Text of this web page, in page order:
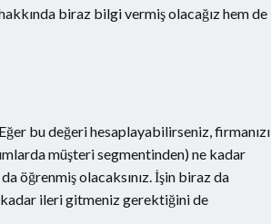
biraz bilgi vermiş olacağız hem de
bu değeri hesaplayabilirseniz, firmanızı
müşteri segmentinden) ne kadar
öğrenmiş olacaksınız. İşin biraz da
ileri gitmeniz gerektiğini de